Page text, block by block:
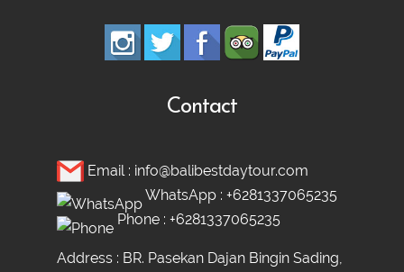
Waterfall Tour
Ubud Heritage, Jungle Swing, and
Contact
Email : info@balibestdaytour.com
WhatsApp : +6281337065235
Phone : +6281337065235
Address : BR. Pasekan Dajan Bingin Sading,